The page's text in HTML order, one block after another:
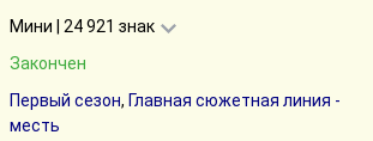
Мини | 24 921 знак
Закончен
Первый сезон, Главная сюжетная линия -
месть